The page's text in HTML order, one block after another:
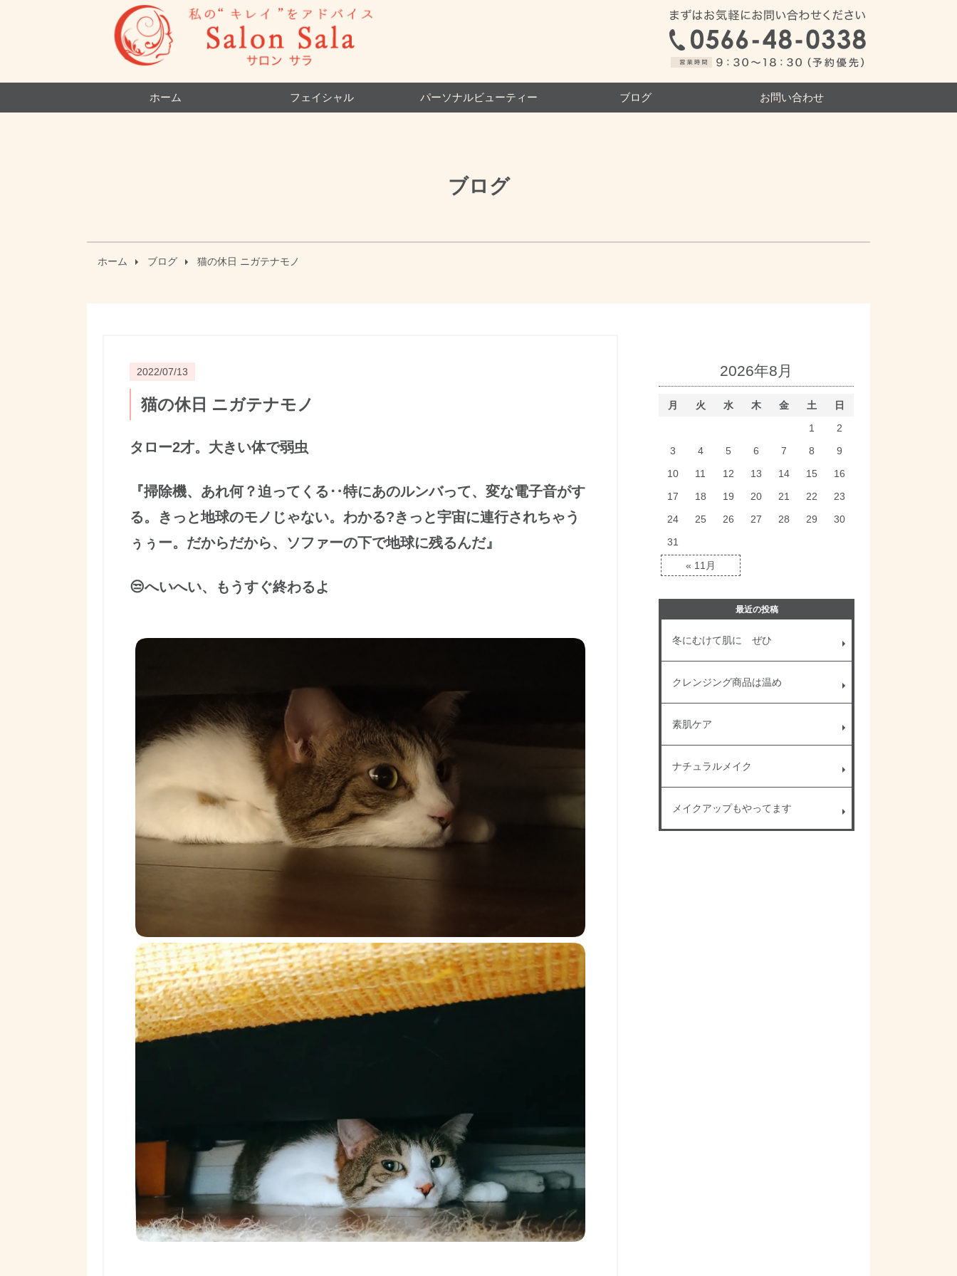
ホーム フェイシャル パーソナルビューティー ブログ お問い合わせ
ブログ
ホーム ブログ 猫の休日 ニガテナモノ
2022/07/13
猫の休日 ニガテナモノ
タロー2才。大きい体で弱虫
『掃除機、あれ何？迫ってくる‥特にあのルンバって、変な電子音がす
る。きっと地球のモノじゃない。わかる?きっと宇宙に連行されちゃう
ぅぅー。だからだから、ソファーの下で地球に残るんだ』
😒へいへい、もうすぐ終わるよ
2026年8月
月 火 水 木 金 土 日
« 11月
1
2
3
4 5 6 7 8
9
10
11 12 13 14 15
16
17
18 19 20 21 22
23
24
25 26 27 28 29
30
31
最近の投稿
冬にむけて肌に ぜひ
クレンジング商品は温め
素肌ケア
ナチュラルメイク
メイクアップもやってます